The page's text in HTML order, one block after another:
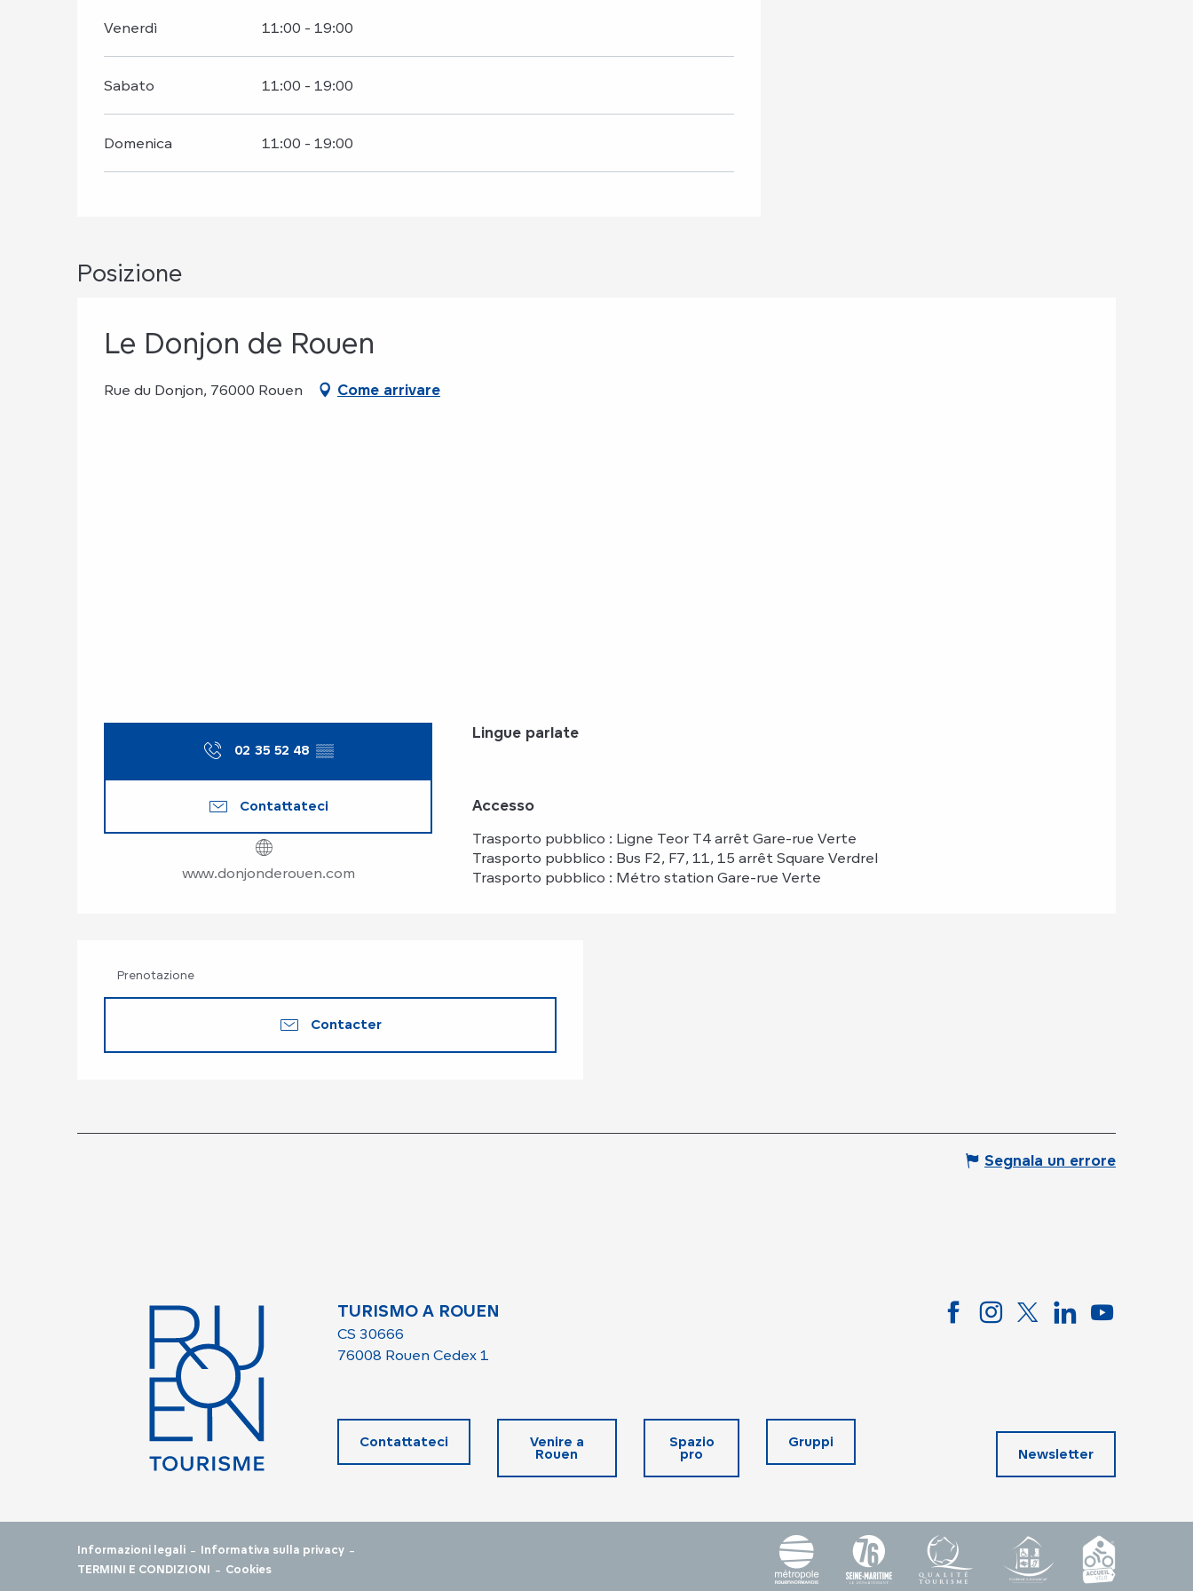
Venerdì 11:00 - 19:00
Sabato 11:00 - 19:00
Domenica 11:00 - 19:00
Posizione
Le Donjon de Rouen
Rue du Donjon, 76000 Rouen Come arrivare
02 35 52 48 ▒▒
Contattateci
www.donjonderouen.com
Lingue parlate
Lingue parlate
Accesso
Accesso
Trasporto pubblico : Ligne Teor T4 arrêt Gare-rue Verte
Trasporto pubblico : Bus F2, F7, 11, 15 arrêt Square Verdrel
Trasporto pubblico : Métro station Gare-rue Verte
Prenotazione
Contacter
Segnala un errore
TURISMO A ROUEN
CS 30666
76008 Rouen Cedex 1
Contattateci Venire a
Rouen
Spazio
pro
Gruppi
Newsletter
Informazioni legali - Informativa sulla privacy -
TERMINI E CONDIZIONI - Cookies